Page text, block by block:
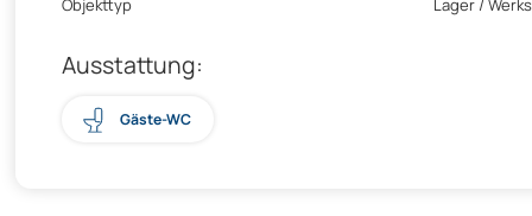
Objekttyp
Lager /
Ausstattung:
Gäste-WC